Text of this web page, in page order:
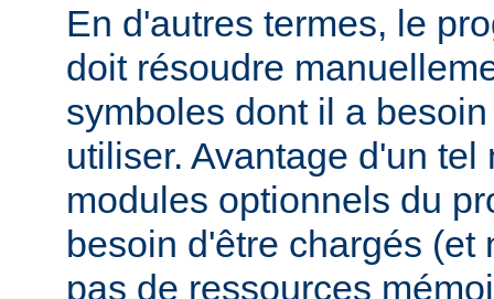
En d'autres termes, le
doit résoudre
symboles dont il a
utiliser. Avantage d'un
modules optionnels du
besoin d'être chargés (et
pas de ressources